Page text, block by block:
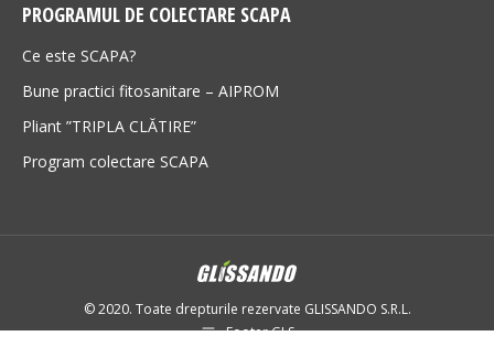
PROGRAMUL DE COLECTARE SCAPA
Ce este SCAPA?
Bune practici fitosanitare – AIPROM
Pliant ”TRIPLA CLĂTIRE”
Program colectare SCAPA
© 2020. Toate drepturile rezervate GLISSANDO S.R.L.
Footer GLS